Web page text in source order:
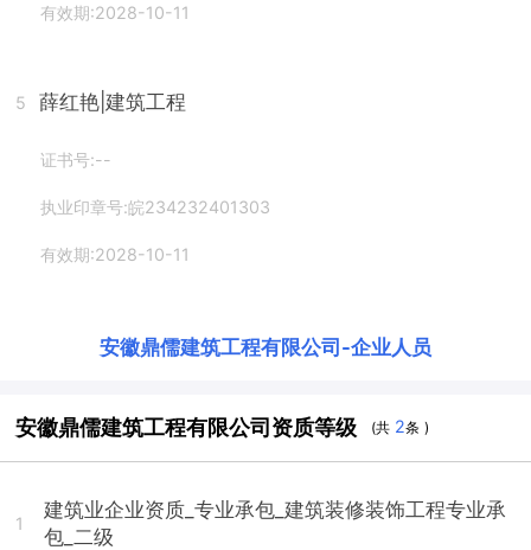
有效期:2028-10-11
5 薛红艳 |建筑工程
证书号:--
执业印章号:皖234232401303
有效期:2028-10-11
安徽鼎儒建筑工程有限公司 -企业人员
安徽鼎儒建筑工程有限公司资质等级 (共 2条 )
1
建筑业企业资质_专业承包_建筑装修装饰工程专业承
包_二级